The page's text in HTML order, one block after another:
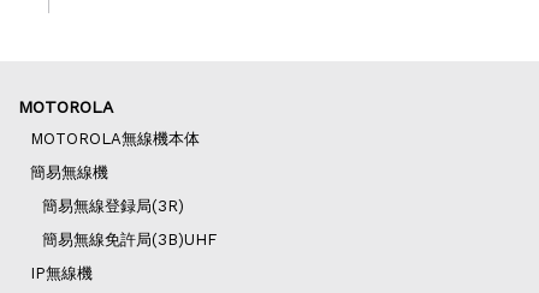
MOTOROLA
MOTOROLA無線機本体
簡易無線機
簡易無線登録局(3R)
簡易無線免許局(3B)UHF
IP無線機